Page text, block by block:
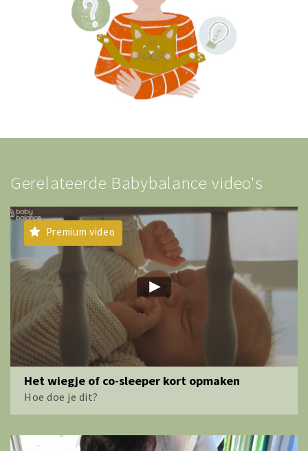
Gerelateerde Babybalance video's
Premium video
Het wiegje of co-sleeper kort opmaken
Hoe doe je dit?